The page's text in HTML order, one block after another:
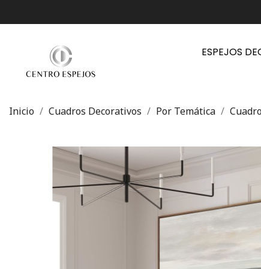
ESPEJOS
Inicio Cuadros Decorativos Por Temática